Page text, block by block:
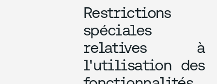
Restrictions
spéciales
relatives à
l'utilisation des